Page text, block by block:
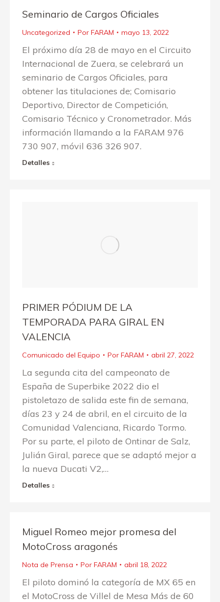
Seminario de Cargos Oficiales
Uncategorized Por FARAM mayo 13, 2022
El próximo día 28 de mayo en el Circuito
Internacional de Zuera, se celebrará un
seminario de Cargos Oficiales, para
obtener las titulaciones de; Comisario
Deportivo, Director de Competición,
Comisario Técnico y Cronometrador. Más
información llamando a la FARAM 976
730 907, móvil 636 326 907.
Detalles
PRIMER PÓDIUM DE LA
TEMPORADA PARA GIRAL EN
VALENCIA
Comunicado del Equipo Por FARAM abril 27, 2022
La segunda cita del campeonato de
España de Superbike 2022 dio el
pistoletazo de salida este fin de semana,
días 23 y 24 de abril, en el circuito de la
Comunidad Valenciana, Ricardo Tormo.
Por su parte, el piloto de Ontinar de Salz,
Julián Giral, parece que se adaptó mejor a
la nueva Ducati V2,…
Detalles
Miguel Romeo mejor promesa del
MotoCross aragonés
Nota de Prensa Por FARAM abril 18, 2022
El piloto dominó la categoría de MX 65 en
el MotoCross de Villel de Mesa Más de 60